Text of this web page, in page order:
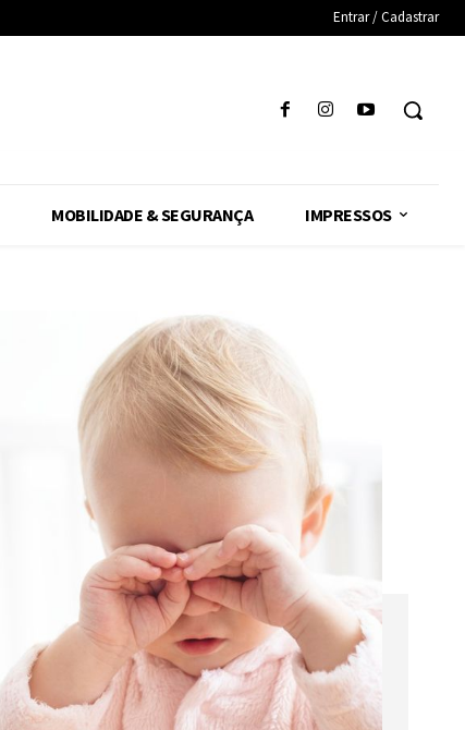
Entrar / Cadastrar
MOBILIDADE & SEGURANÇA IMPRESSOS